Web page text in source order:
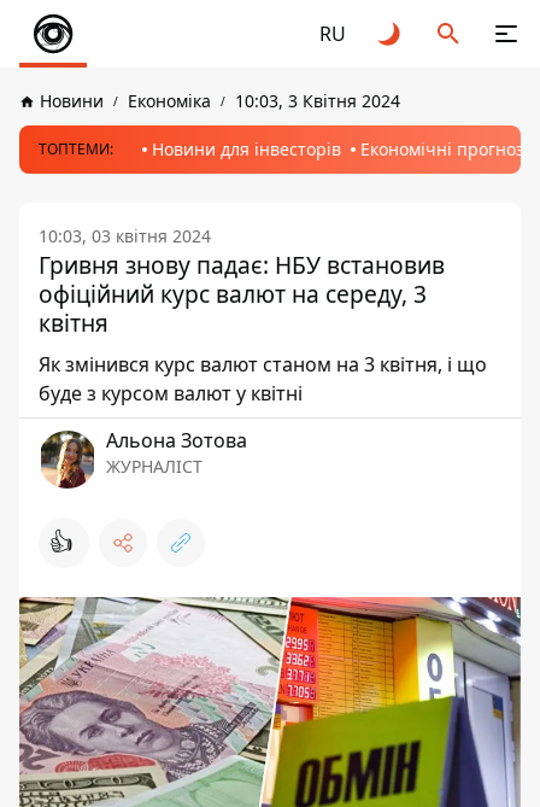
RU
Новини Економіка 10:03, 3 Квітня 2024
ТОПТЕМИ: Новини для інвесторів Економічні прогнози
10:03, 03 квітня 2024
Гривня знову падає: НБУ встановив
офіційний курс валют на середу, 3
квітня
Як змінився курс валют станом на 3 квітня, і що
буде з курсом валют у квітні
Альона Зотова
ЖУРНАЛІСТ
👍